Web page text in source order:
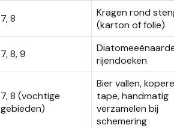
7, 8
Kragen rond
(karton of folie)
7, 8, 9
rijendoeken
7, 8 (vochtige
gebieden)
Bier vallen,
tape, handmatig
verzamelen bij
schemering